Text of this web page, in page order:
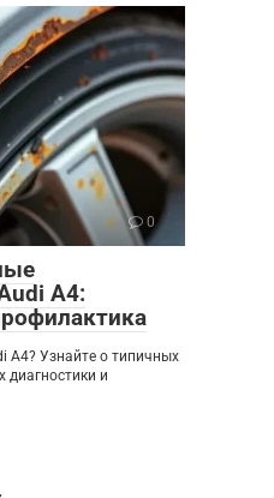
0
A4:
A4? Узнайте о типичных
диагностики и